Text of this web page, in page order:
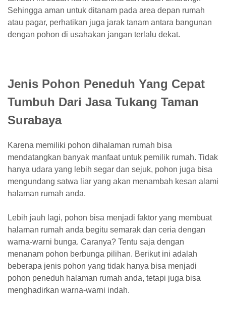
Sehingga aman untuk ditanam pada area depan rumah
atau pagar, perhatikan juga jarak tanam antara bangunan
dengan pohon di usahakan jangan terlalu dekat.
Jenis Pohon Peneduh Yang Cepat
Tumbuh Dari Jasa Tukang Taman
Surabaya
Karena memiliki pohon dihalaman rumah bisa
mendatangkan banyak manfaat untuk pemilik rumah. Tidak
hanya udara yang lebih segar dan sejuk, pohon juga bisa
mengundang satwa liar yang akan menambah kesan alami
halaman rumah anda.
Lebih jauh lagi, pohon bisa menjadi faktor yang membuat
halaman rumah anda begitu semarak dan ceria dengan
warna-warni bunga. Caranya? Tentu saja dengan
menanam pohon berbunga pilihan. Berikut ini adalah
beberapa jenis pohon yang tidak hanya bisa menjadi
pohon peneduh halaman rumah anda, tetapi juga bisa
menghadirkan warna-warni indah.